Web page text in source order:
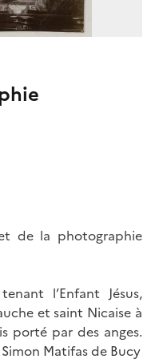
de la photographie
l’Enfant Jésus,
et saint Nicaise à
porté par des anges.
Matifas de Bucy